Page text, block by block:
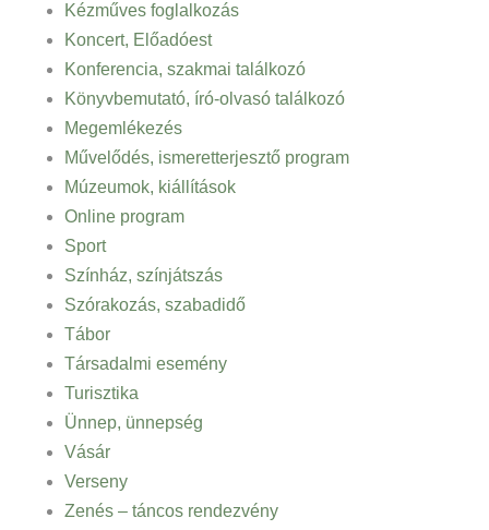
Kézműves foglalkozás
Koncert, Előadóest
Konferencia, szakmai találkozó
Könyvbemutató, író-olvasó találkozó
Megemlékezés
Művelődés, ismeretterjesztő program
Múzeumok, kiállítások
Online program
Sport
Színház, színjátszás
Szórakozás, szabadidő
Tábor
Társadalmi esemény
Turisztika
Ünnep, ünnepség
Vásár
Verseny
Zenés – táncos rendezvény